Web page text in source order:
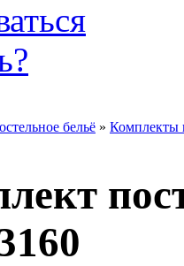
бельё » Комплекты